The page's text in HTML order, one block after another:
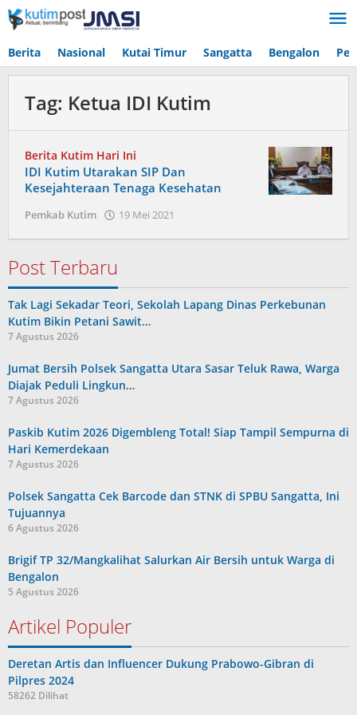
Lewati
ke
Berita Nasional Kutai Timur Sangatta Bengalon
Tag: Ketua IDI Kutim
Berita Kutim Hari Ini
IDI Kutim Utarakan SIP Dan
Kesejahteraan Tenaga Kesehatan
Pemkab Kutim 19 Mei 2021
Post Terbaru
Tak Lagi Sekadar Teori, Sekolah Lapang Dinas Perkebunan
Kutim Bikin Petani Sawit…
7 Agustus 2026
Jumat Bersih Polsek Sangatta Utara Sasar Teluk Rawa, Warga
Diajak Peduli Lingkun…
7 Agustus 2026
Paskib Kutim 2026 Digembleng Total! Siap Tampil Sempurna di
Hari Kemerdekaan
7 Agustus 2026
Polsek Sangatta Cek Barcode dan STNK di SPBU Sangatta, Ini
Tujuannya
6 Agustus 2026
Brigif TP 32/Mangkalihat Salurkan Air Bersih untuk Warga di
Bengalon
5 Agustus 2026
Artikel Populer
Deretan Artis dan Influencer Dukung Prabowo-Gibran di
Pilpres 2024
58262 Dilihat